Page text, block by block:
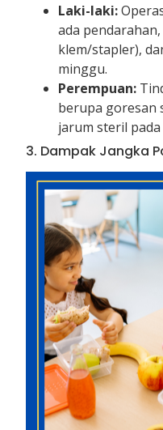
Laki-laki:
ada
klem/stapler),
minggu.
Perempuan:
berupa goresan
jarum steril
3. Dampak Jangka